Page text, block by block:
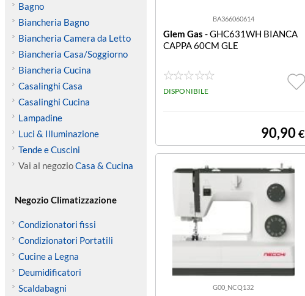
Bagno
Biancheria Bagno
Biancheria Camera da Letto
Biancheria Casa/Soggiorno
Biancheria Cucina
Casalinghi Casa
Casalinghi Cucina
Lampadine
Luci & Illuminazione
Tende e Cuscini
Vai al negozioCasa & Cucina
Negozio Climatizzazione
Condizionatori fissi
Condizionatori Portatili
Cucine a Legna
Deumidificatori
Scaldabagni
BA366060614
Glem Gas - GHC631WH BIANCA
CAPPA 60CM GLE
DISPONIBILE
90,90€
G00_NCQ132